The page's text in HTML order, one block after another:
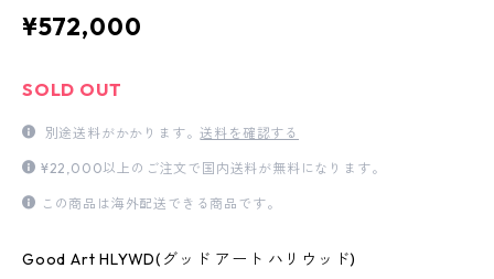
¥572,000
SOLD OUT
別途送料がかかります。送料を確認する
¥22,000以上のご注文で国内送料が無料になります。
この商品は海外配送できる商品です。
Good Art HLYWD(グッド アート ハリウッド)